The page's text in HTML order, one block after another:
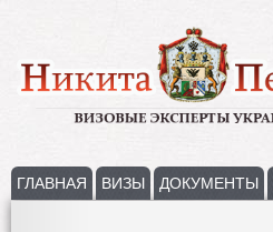
ГЛАВНАЯ ВИЗЫ ДОКУМЕНТЫ